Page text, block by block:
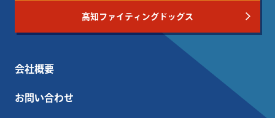
高知ファイティングドッグス
会社概要
お問い合わせ